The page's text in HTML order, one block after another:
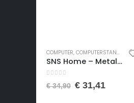
COMPUTER, COMPUTERSTANDAARDEN
SNS Home – Metalen Poot – Laptopstandaard – Ontbijttafel – Bureau – Computerbureau – 60 cm Breed -Okkernoot
van de 5
€34,90 € 31,41